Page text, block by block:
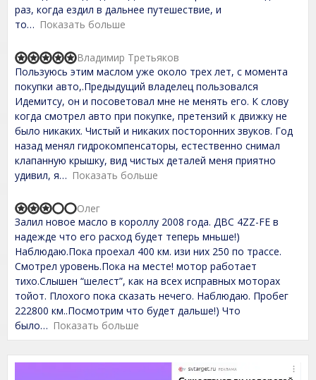
u
t
5
раз, когда ездил в дальнее путешествие, и
то
Показать больше
R
a
t
d
5
,
0
o
u
t
5
Пользуюсь этим маслом уже около трех лет, с момента
покупки авто,.Предыдущий владелец пользовался
Идемитсу, он и посоветовал мне не менять его. К слову
когда смотрел авто при покупке, претензий к движку не
было никаких. Чистый и никаких посторонних звуков. Год
назад менял гидрокомпенсаторы, естественно снимал
клапанную крышку, вид чистых деталей меня приятно
удивил, я
Показать больше
Владимир Третьяков
R
a
t
e
d
3
,
0
o
u
t
o
5
Залил новое масло в короллу 2008 года. ДВС 4ZZ-FE в
надежде что его расход будет теперь мньше!)
Наблюдаю.Пока проехал 400 км. изи них 250 по трассе.
Смотрел уровень.Пока на месте! мотор работает
тихо.Слышен “шелест”, как на всех исправных моторах
тойот. Плохого пока сказать нечего. Наблюдаю. Пробег
222800 км..Посмотрим что будет дальше!) Что
было
Показать больше
Олег